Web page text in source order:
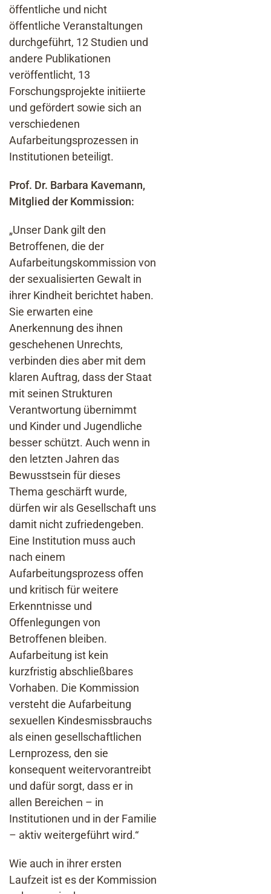
öffentliche und nicht
öffentliche Veranstaltungen
durchgeführt, 12 Studien und
andere Publikationen
veröffentlicht, 13
Forschungsprojekte initiierte
und gefördert sowie sich an
verschiedenen
Aufarbeitungsprozessen in
Institutionen beteiligt.
Prof. Dr. Barbara Kavemann,
Mitglied der Kommission:
„Unser Dank gilt den
Betroffenen, die der
Aufarbeitungskommission von
der sexualisierten Gewalt in
ihrer Kindheit berichtet haben.
Sie erwarten eine
Anerkennung des ihnen
geschehenen Unrechts,
verbinden dies aber mit dem
klaren Auftrag, dass der Staat
mit seinen Strukturen
Verantwortung übernimmt
und Kinder und Jugendliche
besser schützt. Auch wenn in
den letzten Jahren das
Bewusstsein für dieses
Thema geschärft wurde,
dürfen wir als Gesellschaft uns
damit nicht zufriedengeben.
Eine Institution muss auch
nach einem
Aufarbeitungsprozess offen
und kritisch für weitere
Erkenntnisse und
Offenlegungen von
Betroffenen bleiben.
Aufarbeitung ist kein
kurzfristig abschließbares
Vorhaben. Die Kommission
versteht die Aufarbeitung
sexuellen Kindesmissbrauchs
als einen gesellschaftlichen
Lernprozess, den sie
konsequent weitervorantreibt
und dafür sorgt, dass er in
allen Bereichen – in
Institutionen und in der Familie
– aktiv weitergeführt wird.“
Wie auch in ihrer ersten
Laufzeit ist es der Kommission